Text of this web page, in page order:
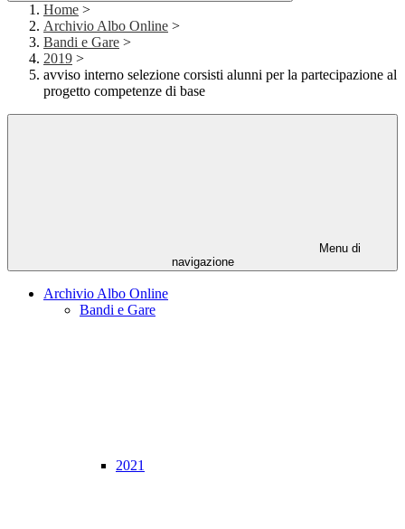
Home >
Archivio Albo Online >
Bandi e Gare >
2019 >
avviso interno selezione corsisti alunni per la partecipazione al
progetto competenze di base
Menu di
navigazione
Archivio Albo Online
Bandi e Gare
2021